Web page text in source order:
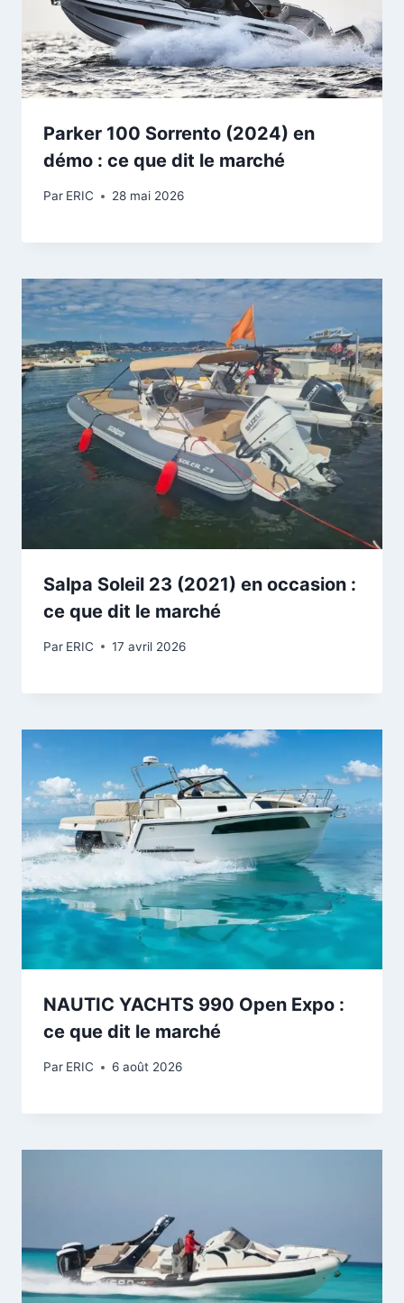
Parker 100 Sorrento (2024) en
démo : ce que dit le marché
Par ERIC 28 mai 2026
Salpa Soleil 23 (2021) en occasion :
ce que dit le marché
Par ERIC 17 avril 2026
NAUTIC YACHTS 990 Open Expo :
ce que dit le marché
Par ERIC 6 août 2026